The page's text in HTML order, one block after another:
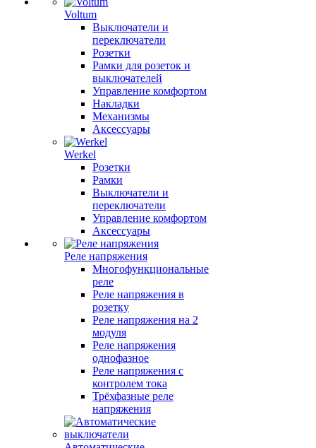
Voltum
Выключатели и
переключатели
Розетки
Рамки для розеток и
выключателей
Управление комфортом
Накладки
Механизмы
Аксессуары
Werkel
Розетки
Рамки
Выключатели и
переключатели
Управление комфортом
Аксессуары
Реле напряжения
Многофункциональные
реле
Реле напряжения в
розетку
Реле напряжения на 2
модуля
Реле напряжения
однофазное
Реле напряжения с
контролем тока
Трёхфазные реле
напряжения